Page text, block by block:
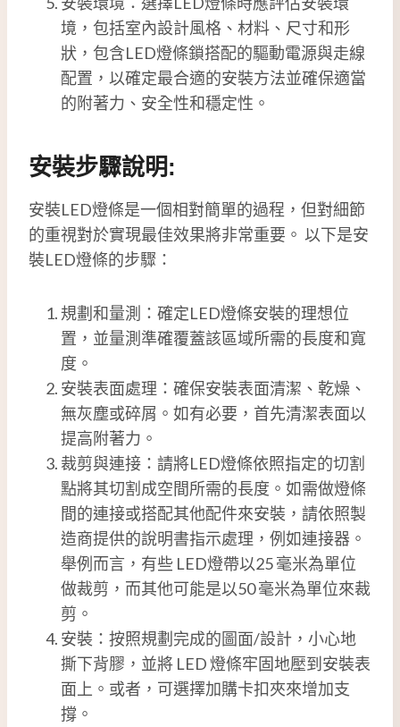
境，包括室內設計風格、材料、尺寸和形
狀，包含LED燈條鎖搭配的驅動電源與走線
配置，以確定最合適的安裝方法並確保適當
的附著力、安全性和穩定性。
安裝步驟說明:
安裝LED燈條是一個相對簡單的過程，但對細節
的重視對於實現最佳效果將非常重要。 以下是安
裝LED燈條的步驟：
規劃和量測：確定LED燈條安裝的理想位
置，並量測準確覆蓋該區域所需的長度和寬
度。
安裝表面處理：確保安裝表面清潔、乾燥、
無灰塵或碎屑。如有必要，首先清潔表面以
提高附著力。
裁剪與連接：請將LED燈條依照指定的切割
點將其切割成空間所需的長度。如需做燈條
間的連接或搭配其他配件來安裝，請依照製
造商提供的說明書指示處理，例如連接器。
舉例而言，有些 LED燈帶以25 毫米為單位
做裁剪，而其他可能是以50 毫米為單位來裁
剪。
安裝：按照規劃完成的圖面/設計，小心地
撕下背膠，並將 LED 燈條牢固地壓到安裝表
面上。或者，可選擇加購卡扣夾來增加支
撐。